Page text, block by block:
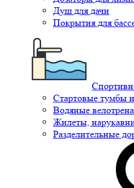
Душ для дачи
Покрытия для
Стартовые тумбы
Водяные
Жилеты,
Разделительные